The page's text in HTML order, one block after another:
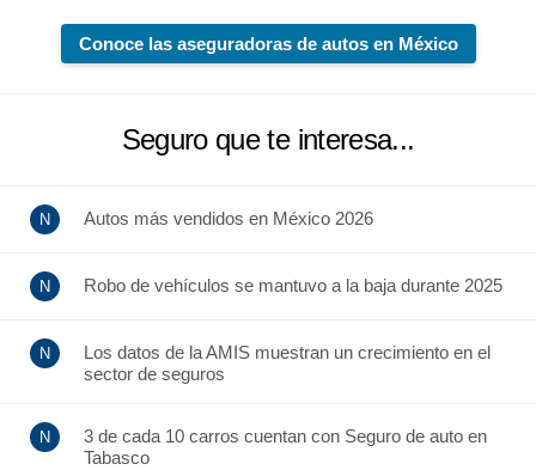
Conoce las aseguradoras de autos en México
Seguro que te interesa...
Autos más vendidos en México 2026
Robo de vehículos se mantuvo a la baja durante 2025
Los datos de la AMIS muestran un crecimiento en el
sector de seguros
3 de cada 10 carros cuentan con Seguro de auto en
Tabasco